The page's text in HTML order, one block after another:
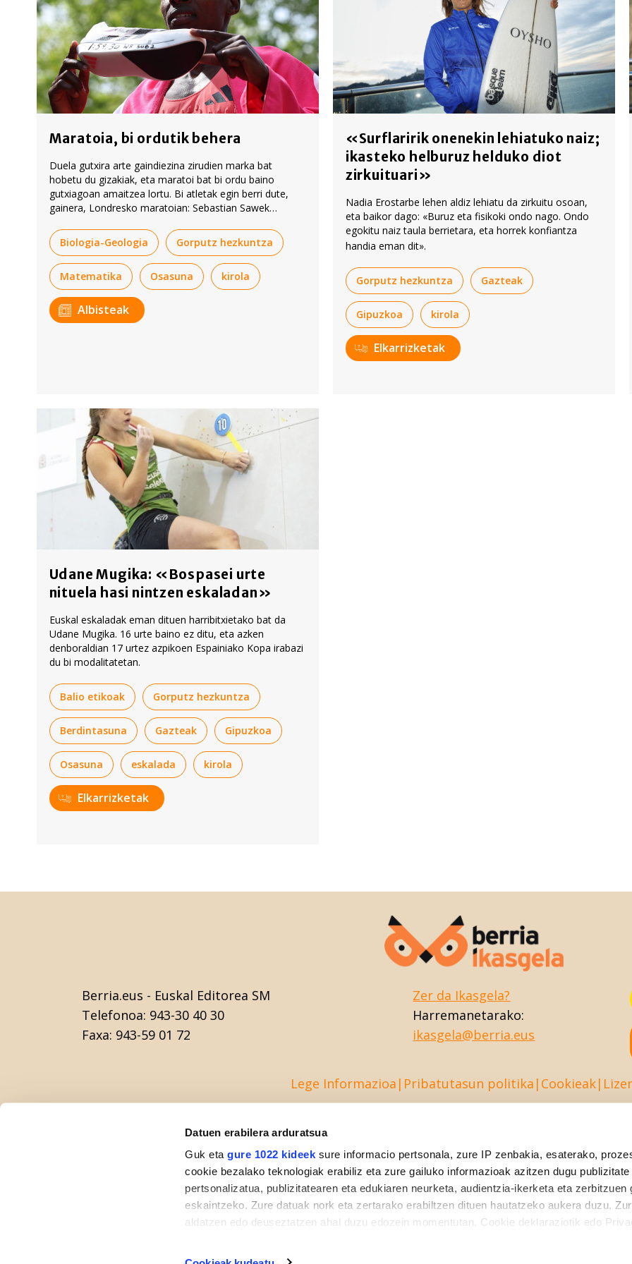
Datuen erabilera arduratsua
Guk etagure 1022 kideek sure informacio pertsonala, zure IP zenbakia, esaterako,
cookie bezalako teknologiak erabiliz eta zure gailuko informazioak azitzen dugu publizitate
pertsonalizatua, publizitatearen eta edukiaren neurketa, audientzia-ikerketa eta zerbitzuen
eskaintzeko. Zure datuak nork eta zertarako erabiltzen dituen hautatzeko aukera duzu.
aldatzen edo deuseztatzen ahal duzu edozein momentutan, Cookie deklaraziotik edo
Maratoia, bi ordutik behera
Duela gutxira arte gaindiezina zirudien marka bat
hobetu du gizakiak, eta maratoi bat bi ordu baino
gutxiagoan amaitzea lortu. Bi atletak egin berri dute,
gainera, Londresko maratoian: Sebastian Sawek
Kejelchak, berriz, 1.59.41ekoan. Zientziak, prestakuntzak
eta oinetakoek lagundu egin dute erronka gainditzen.
Biologia-Geologia Gorputz hezkuntza
Matematika Osasuna kirola
Albisteak
«Surflaririk onenekin lehiatuko naiz;
ikasteko helburuz helduko diot
zirkuituari»
Nadia Erostarbe lehen aldiz lehiatu da zirkuitu osoan,
eta baikor dago: «Buruz eta fisikoki ondo nago. Ondo
egokitu naiz taula berrietara, eta horrek konfiantza
handia eman dit».
Gorputz hezkuntza Gazteak
Gipuzkoa kirola
Elkarrizketak
Udane Mugika: «Bospasei urte
nituela hasi nintzen eskaladan»
Euskal eskaladak eman dituen harribitxietako bat da
Udane Mugika. 16 urte baino ez ditu, eta azken
denboraldian 17 urtez azpikoen Espainiako Kopa irabazi
du bi modalitatetan.
Balio etikoak Gorputz hezkuntza
Berdintasuna Gazteak Gipuzkoa
Osasuna eskalada kirola
Elkarrizketak
Berria.eus - Euskal Editorea SM
Telefonoa: 943-30 40 30
Faxa: 943-59 01 72
Zer da Ikasgela?
Harremanetarako:
ikasgela@berria.eus
Lege Informazioa Pribatutasun politika Cookieak